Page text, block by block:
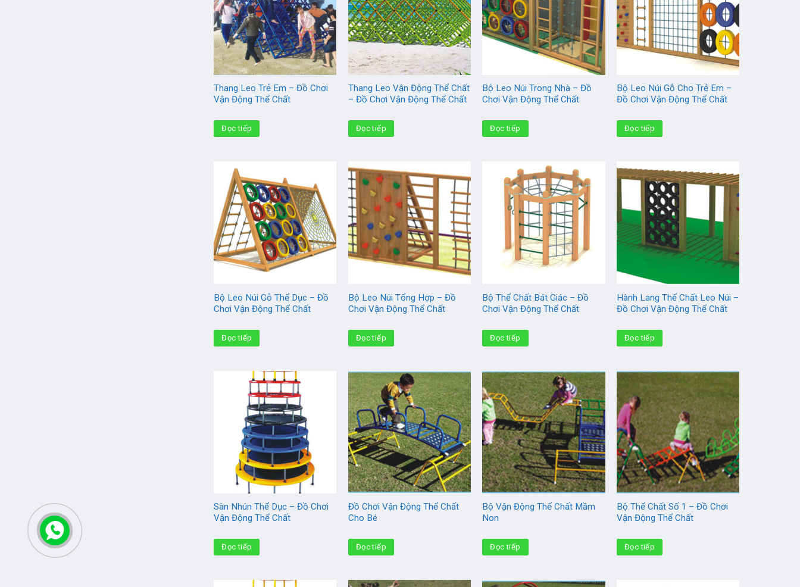
Thang Leo Trẻ Em – Đồ Chơi
Vận Động Thể Chất
Đọc tiếp
Thang Leo Vận Động Thể Chất
– Đồ Chơi Vận Động Thể Chất
Đọc tiếp
Bộ Leo Núi Trong Nhà – Đồ
Chơi Vận Động Thể Chất
Đọc tiếp
Bộ Leo Núi Gỗ Cho Trẻ Em –
Đồ Chơi Vận Động Thể Chất
Đọc tiếp
Bộ Leo Núi Gỗ Thể Dục – Đồ
Chơi Vận Động Thể Chất
Đọc tiếp
Bộ Leo Núi Tổng Hợp – Đồ
Chơi Vận Động Thể Chất
Đọc tiếp
Bộ Thể Chất Bát Giác – Đồ
Chơi Vận Động Thể Chất
Đọc tiếp
Hành Lang Thể Chất Leo Núi –
Đồ Chơi Vận Động Thể Chất
Đọc tiếp
Sàn Nhún Thể Dục – Đồ Chơi
Vận Động Thể Chất
Đọc tiếp
Đồ Chơi Vận Động Thể Chất
Cho Bé
Đọc tiếp
Bộ Vận Động Thể Chất Mầm
Non
Đọc tiếp
Bộ Thể Chất Số 1 – Đồ Chơi
Vận Động Thể Chất
Đọc tiếp